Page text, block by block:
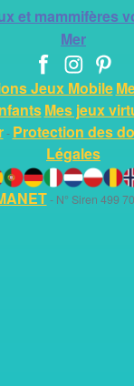
et mammifères
Mer
Jeux Mobile
Mes jeux
- Protection des
Légales
- N° Siren 499